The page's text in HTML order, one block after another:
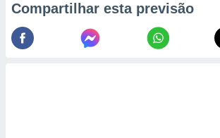
Compartilhar esta previsão